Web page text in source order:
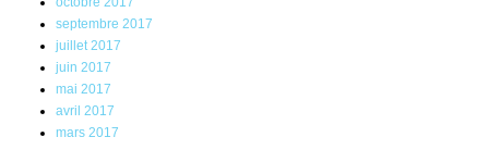
septembre 2017
juillet 2017
juin 2017
mai 2017
avril 2017
mars 2017